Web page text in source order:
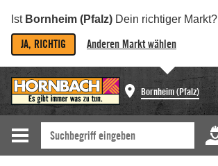
Ist Bornheim (Pfalz) Dein richtiger Markt?
JA, RICHTIG Anderen Markt wählen
Bornheim (Pfalz)